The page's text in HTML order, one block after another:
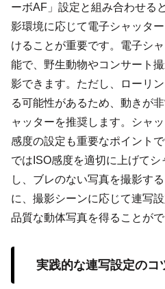
ーボAF」設定と組み合わせる
影環境に応じて電子シャッタ
けることが重要です。電子シ
能で、野生動物やコンサート
影できます。ただし、ローリ
る可能性があるため、動きが
ャッターを推奨します。シャ
感度の設定も重要なポイント
ではISO感度を適切に上げて
し、ブレのない写真を撮影す
に、撮影シーンに応じて連写
品質な動体写真を得ることがで
実践的な連写設定のコ